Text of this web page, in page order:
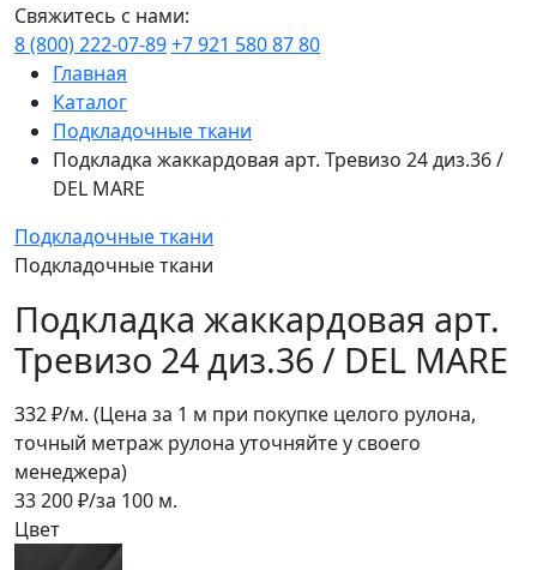
Свяжитесь с нами:
8 (800) 222-07-89+7 921 580 87 80
Главная
Каталог
Подкладочные ткани
Подкладка жаккардовая арт. Тревизо 24 диз.36 /
DEL MARE
Подкладочные ткани
Подкладочные ткани
Подкладка жаккардовая арт.
Тревизо 24 диз.36 / DEL MARE
332₽/м. (Цена за 1 м при покупке целого рулона,
точный метраж рулона уточняйте у своего
менеджера)
33 200₽/за 100 м.
Цвет